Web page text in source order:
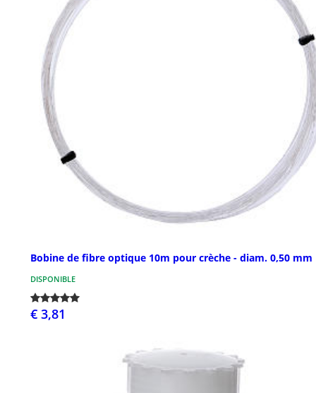
Bobine de fibre optique 10m pour crèche - diam. 0,50 mm
DISPONIBLE
€ 3,81